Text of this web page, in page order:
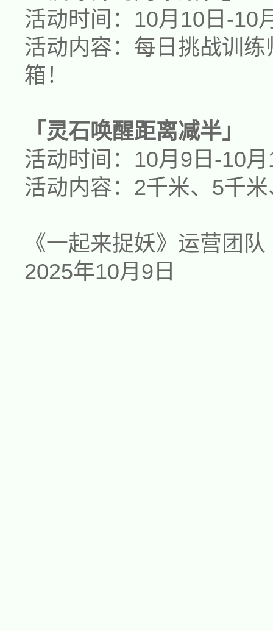
活动时间： 10月 10 日-10
活动内容：每日挑战训
箱 ！
「灵石唤醒距离减半」
活动时间： 10月 9 日-10
活动内容：2千米、5千
《一起来捉妖》运营团队
2025年10月 9 日